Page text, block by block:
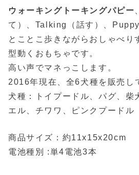
ウォーキングトーキングパピー
て）、Talking（話す）、Puppy
とことこ歩きながらおしゃべり
型動くおもちゃです。
高い声でマネっこします。
2016年現在、全6犬種を販売し
犬種：トイプードル、パグ、柴
エル、チワワ、ピンクプードル
商品サイズ：約11x15x20cm
電池種別 :単4電池3本